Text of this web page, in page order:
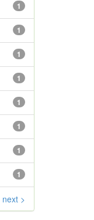
1
1
1
1
1
1
1
1
next >